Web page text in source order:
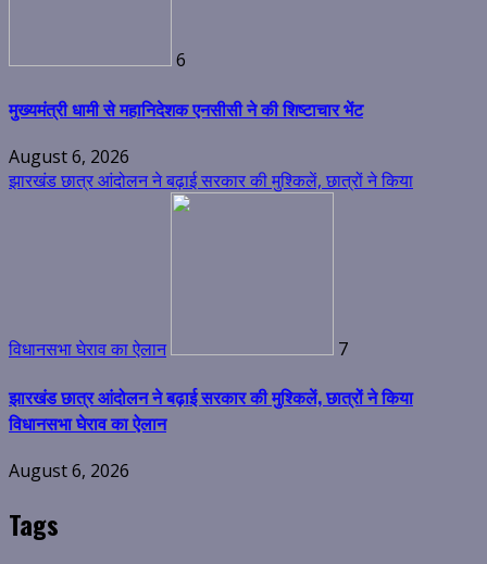
6
मुख्यमंत्री धामी से महानिदेशक एनसीसी ने की शिष्टाचार भेंट
August 6, 2026
झारखंड छात्र आंदोलन ने बढ़ाई सरकार की मुश्किलें, छात्रों ने किया
विधानसभा घेराव का ऐलान 7
झारखंड छात्र आंदोलन ने बढ़ाई सरकार की मुश्किलें, छात्रों ने किया
विधानसभा घेराव का ऐलान
August 6, 2026
Tags